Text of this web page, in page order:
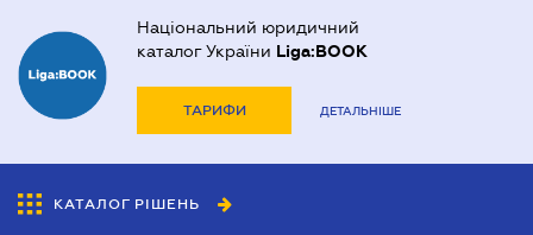
Національний юридичний
каталог України Liga:BOOK
ТАРИФИ ДЕТАЛЬНІШЕ
КАТАЛОГ РІШЕНЬ